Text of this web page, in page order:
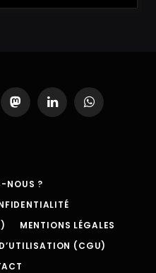
MastodonLinkedInWhatsApp
NOUS ?
MENTIONS LÉGALES
(CGU)